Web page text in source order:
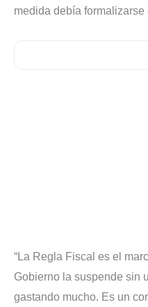
medida debía
“La Regla Fiscal es el
Gobierno la suspende sin
gastando mucho. Es un